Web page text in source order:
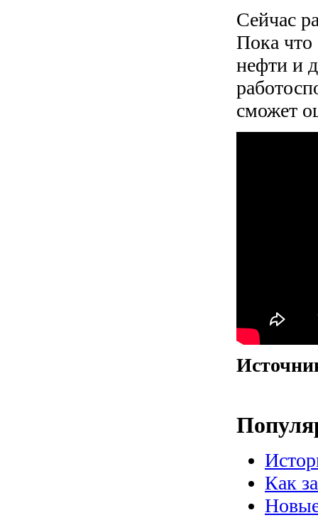
Сейчас
Пока что
нефти и
сможет
Как